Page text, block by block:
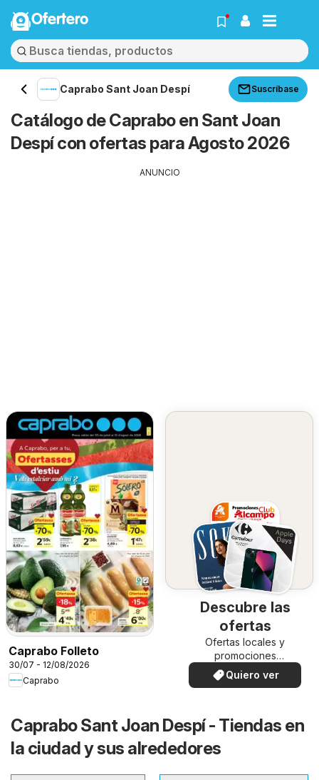
Ofertero
Caprabo Sant Joan Despí Suscríbase
Catálogo de Caprabo en Sant Joan
Despí con ofertas para Agosto 2026
ANUNCIO
Caprabo Folleto
30/07 - 12/08/2026
Caprabo
Descubre las
ofertas
Ofertas locales y
promociones
especiales.
Quiero ver
Caprabo Sant Joan Despí - Tiendas en
la ciudad y sus alrededores